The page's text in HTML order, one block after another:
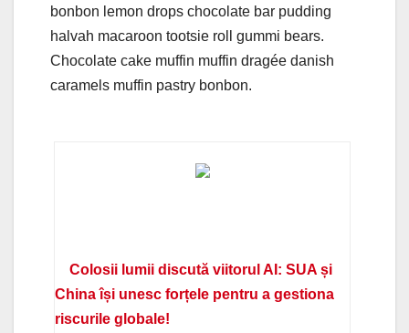
bonbon lemon drops chocolate bar pudding
halvah macaroon tootsie roll gummi bears.
Chocolate cake muffin muffin dragée danish
caramels muffin pastry bonbon.
Colosii lumii discută viitorul AI: SUA și
China își unesc forțele pentru a gestiona
riscurile globale!